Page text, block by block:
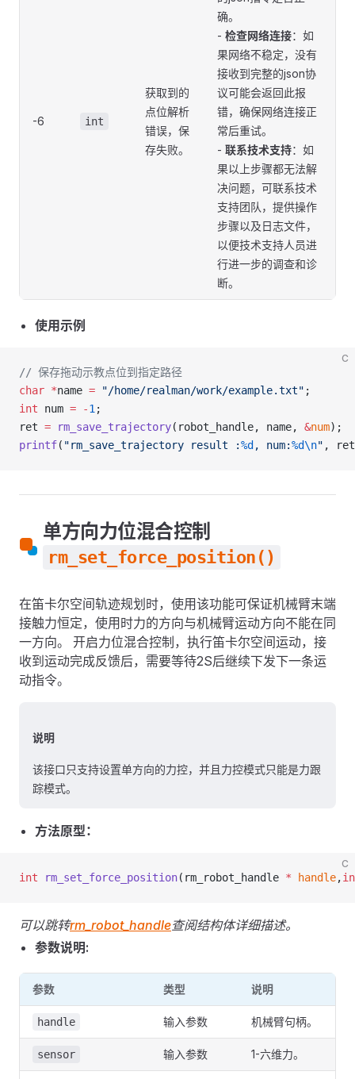
-6 int
获取到的
点位解析
错误，保
存失败。
确。
- 检查网络连接：如
果网络不稳定，没有
接收到完整的json协
议可能会返回此报
错，确保网络连接正
常后重试。
- 联系技术支持：如
果以上步骤都无法解
决问题，可联系技术
支持团队，提供操作
步骤以及日志文件，
以便技术支持人员进
行进一步的调查和诊
断。
使用示例
C
// 保存拖动示教点位到指定路径
char *name = "/home/realman/work/example.txt" ;
int num = -1 ;
ret = rm_save_trajectory(robot_handle, name, &num);
printf( "rm_save_trajectory result :%d , num:%d\n" ,
单方向力位混合控制
rm_set_force_position()
在笛卡尔空间轨迹规划时，使用该功能可保证机械臂末端
接触力恒定，使用时力的方向与机械臂运动方向不能在同
一方向。 开启力位混合控制，执行笛卡尔空间运动，接
收到运动完成反馈后，需要等待2S后继续下发下一条运
动指令。
说明
该接口只支持设置单方向的力控，并且力控模式只能是力跟
踪模式。
方法原型：
C
int rm_set_force_position(rm_robot_handle * handle,
可以跳转rm_robot_handle查阅结构体详细描述。
参数说明:
参数 类型 说明
handle 输入参数 机械臂句柄。
sensor 输入参数 1-六维力。